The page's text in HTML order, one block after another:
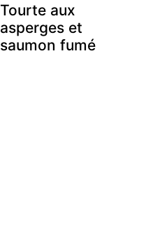
Tourte aux
asperges et
saumon fumé